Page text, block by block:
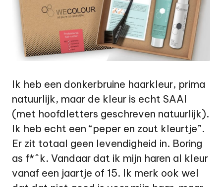
Ik heb een donkerbruine haarkleur, prima
natuurlijk, maar de kleur is echt SAAI
(met hoofdletters geschreven natuurlijk).
Ik heb echt een “peper en zout kleurtje”.
Er zit totaal geen levendigheid in. Boring
as f*^k. Vandaar dat ik mijn haren al kleur
vanaf een jaartje of 15. Ik merk ook wel